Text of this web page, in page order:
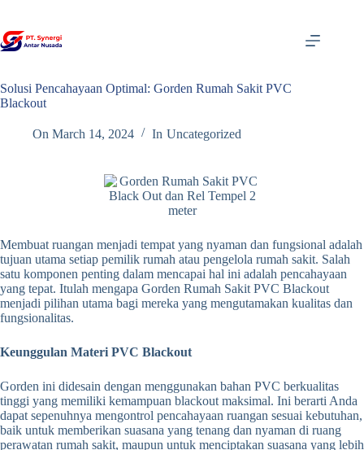
content
Solusi Pencahayaan Optimal: Gorden Rumah Sakit PVC
Blackout
On March 14, 2024 In Uncategorized
Membuat ruangan menjadi tempat yang nyaman dan fungsional adalah
tujuan utama setiap pemilik rumah atau pengelola rumah sakit. Salah
satu komponen penting dalam mencapai hal ini adalah pencahayaan
yang tepat. Itulah mengapa Gorden Rumah Sakit PVC Blackout
menjadi pilihan utama bagi mereka yang mengutamakan kualitas dan
fungsionalitas.
Keunggulan Materi PVC Blackout
Gorden ini didesain dengan menggunakan bahan PVC berkualitas
tinggi yang memiliki kemampuan blackout maksimal. Ini berarti Anda
dapat sepenuhnya mengontrol pencahayaan ruangan sesuai kebutuhan,
baik untuk memberikan suasana yang tenang dan nyaman di ruang
perawatan rumah sakit, maupun untuk menciptakan suasana yang lebih